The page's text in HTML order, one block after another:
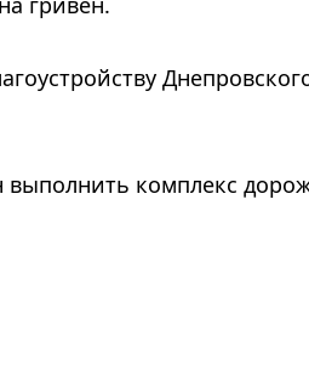
выполнить комплекс